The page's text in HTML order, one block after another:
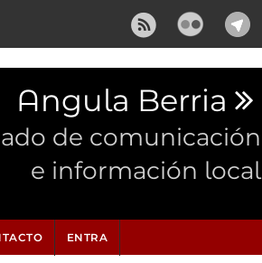
Angula Berria
de comunicación
e información local
ENTRA